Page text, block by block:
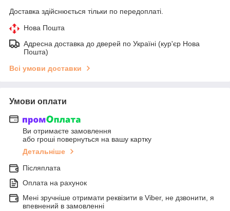
Доставка здійснюється тільки по передоплаті.
Нова Пошта
Адресна доставка до дверей по Україні (кур'єр Нова
Пошта)
Всі умови доставки
Умови оплати
Ви отримаєте замовлення
або гроші повернуться на вашу картку
Детальніше
Післяплата
Оплата на рахунок
Мені зручніше отримати реквізити в Viber, не дзвонити, я
впевнений в замовленні